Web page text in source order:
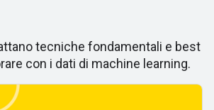
tecniche fondamentali e best
con i dati di machine learning.